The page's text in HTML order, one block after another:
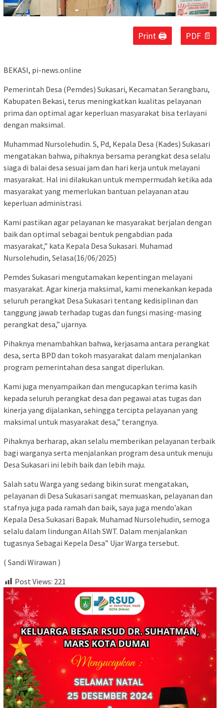
Print 🖨 PDF 📄
BEKASI, pi-news.online
Pemerintah Desa (Pemdes) Sukasari, Kecamatan Serangbaru,
Kabupaten Bekasi, terus meningkatkan kualitas pelayanan
prima dan optimal agar keperluan masyarakat bisa terlayani
dengan maksimal.
Muhammad Nursolehudin. S, Pd, Kepala Desa (Kades) Sukasari
mengatakan bahwa, pihaknya bersama perangkat desa selalu
siaga di balai desa sesuai jam dan hari kerja untuk melayani
masyarakat. Hal ini dilakukan untuk mempermudah ketika ada
masyarakat yang memerlukan bantuan pelayanan atau
keperluan administrasi.
Kami pastikan agar pelayanan ke masyarakat berjalan dengan
baik dan optimal sebagai bentuk pengabdian pada
masyarakat,” kata Kepala Desa Sukasari. Muhamad
Nursolehudin, Selasa(16/06/2025)
Pemdes Sukasari mengutamakan kepentingan melayani
masyarakat. Agar kinerja maksimal, kami menekankan kepada
seluruh perangkat Desa Sukasari tentang kedisiplinan dan
tanggung jawab terhadap tugas dan fungsi masing-masing
perangkat desa,” ujarnya.
Pihaknya menambahkan bahwa, kerjasama antara perangkat
desa, serta BPD dan tokoh masyarakat dalam menjalankan
program pemerintahan desa sangat diperlukan.
Kami juga menyampaikan dan mengucapkan terima kasih
kepada seluruh perangkat desa dan pegawai atas tugas dan
kinerja yang dijalankan, sehingga tercipta pelayanan yang
maksimal untuk masyarakat desa,” terangnya.
Pihaknya berharap, akan selalu memberikan pelayanan terbaik
bagi warganya serta menjalankan program desa untuk menuju
Desa Sukasari ini lebih baik dan lebih maju.
Salah satu Warga yang sedang bikin surat mengatakan,
pelayanan di Desa Sukasari sangat memuaskan, pelayanan dan
stafnya juga pada ramah dan baik, saya juga mendo’akan
Kepala Desa Sukasari Bapak. Muhamad Nursolehudin, semoga
selalu dalam lindungan Allah SWT. Dalam menjalankan
tugasnya Sebagai Kepela Desa” Ujar Warga tersebut.
( Sandi Wirawan )
Post Views: 221